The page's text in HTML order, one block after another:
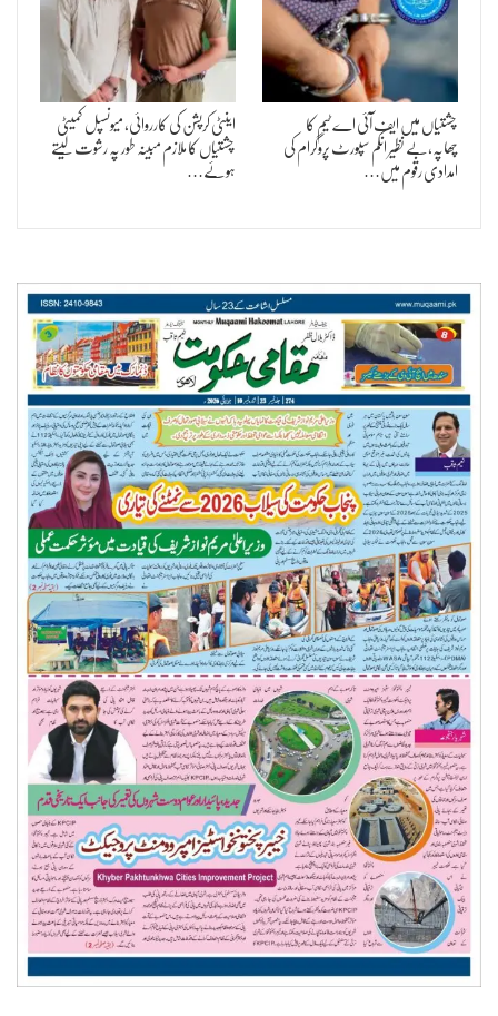
چشتیاں میں ایف آئی اے ٹیم کا
چھاپہ،بے نظیر انکم سپورٹ پروگرام کی
امدادی رقوم میں…
اینٹی کرپشن کی کارروائی، میونسپل کمیٹی
چشتیاں کا ملازم مبینہ طور پہ رشوت لیتے
ہوئے…